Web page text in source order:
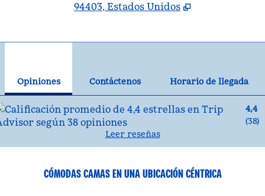
94403, Estados Unidos
Opiniones Contáctenos
Horario de llegada
4,4
(38)
Leer reseñas
CÓMODAS CAMAS EN UNA UBICACIÓN CÉNTRICA